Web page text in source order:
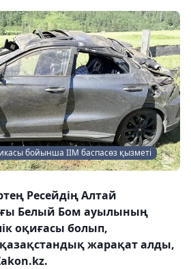
бойынша ІІМ баспасөз қызметі
Ресейдің Алтай
Белый Бом ауылының
оқиғасы болып,
жарақат алды,